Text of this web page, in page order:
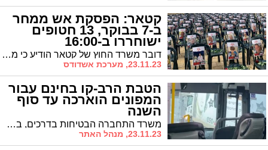
קטאר: הפסקת אש ממחר
ב-7 בבוקר, 13 חטופים
ישוחררו ב-16:00
דובר משרד החוץ של קטאר הודיע כי מחר בשעה 7 בבוקר תחל הפסקת האש הזמנית ובשעה 16:00 ישחררו 13 חטופים.
23.11.23, מערכת אשדודס
הטבת הרב-קו בחינם עבור
המפונים הוארכה עד סוף
השנה
משרד התחברה הבטיחות בדרכים, בשיתוף משרד האוצר, אישר הארכה נוספת של מתן רב-קו בחינם למפוני הדרום והצפון. השרה רגב: "אנחנו עושים ונעשה הכל כדי להקל על חייהם של המפונים הנמצאים רחוק מבתיהם
23.11.23, מנהל האתר